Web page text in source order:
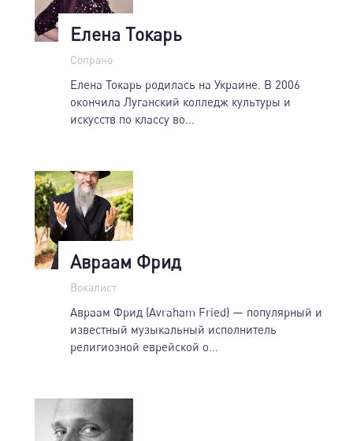
Елена Токарь
Сопрано
Елена Токарь родилась на Украине. В 2006
окончила Луганский колледж культуры и
искусств по классу во...
Авраам Фрид
Вокалист
Авраам Фрид (Avraham Fried) — популярный и
известный музыкальный исполнитель
религиозной еврейской о...